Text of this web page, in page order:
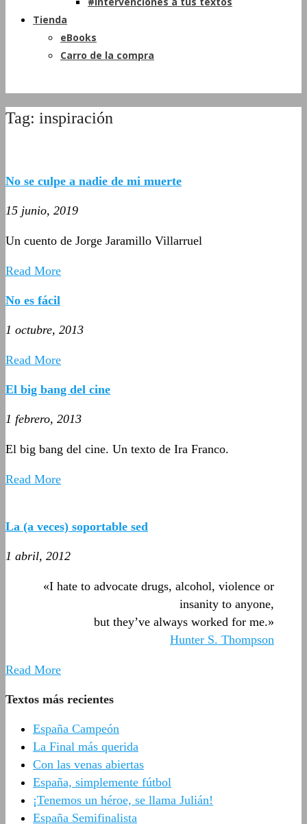
Tienda
eBooks
Carro de la compra
Tag: inspiración
No se culpe a nadie de mi muerte
15 junio, 2019
Un cuento de Jorge Jaramillo Villarruel
Read More
No es fácil
1 octubre, 2013
Read More
El big bang del cine
1 febrero, 2013
El big bang del cine. Un texto de Ira Franco.
Read More
La (a veces) soportable sed
1 abril, 2012
«I hate to advocate drugs, alcohol, violence or
insanity to anyone,
but they’ve always worked for me.»
Hunter S. Thompson
Read More
Textos más recientes
España Campeón
La Final más querida
Con las venas abiertas
España, simplemente fútbol
¡Tenemos un héroe, se llama Julián!
España Semifinalista